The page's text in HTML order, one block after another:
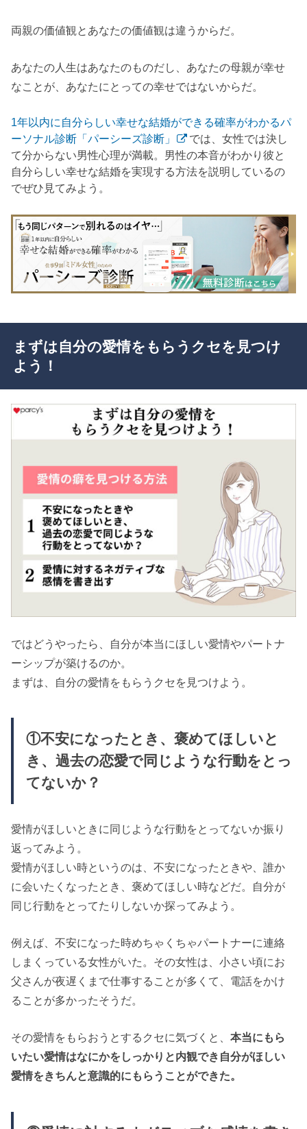
両親の価値観とあなたの価値観は違うからだ。
あなたの人生はあなたのものだし、あなたの母親が幸せ
なことが、あなたにとっての幸せではないからだ。
1年以内に自分らしい幸せな結婚ができる確率がわかるパ
ーソナル診断「パーシーズ診断」
では、女性では決し
て分からない男性心理が満載。男性の本音がわかり彼と
自分らしい幸せな結婚を実現する方法を説明しているの
でぜひ見てみよう。
まずは自分の愛情をもらうクセを見つけ
よう！
ではどうやったら、自分が本当にほしい愛情やパートナ
ーシップが築けるのか。
まずは、自分の愛情をもらうクセを見つけよう。
①不安になったとき、褒めてほしいと
き、過去の恋愛で同じような行動をとっ
てないか？
愛情がほしいときに同じような行動をとってないか振り
返ってみよう。
愛情がほしい時というのは、不安になったときや、誰か
に会いたくなったとき、褒めてほしい時などだ。自分が
同じ行動をとってたりしないか探ってみよう。
例えば、不安になった時めちゃくちゃパートナーに連絡
しまくっている女性がいた。その女性は、小さい頃にお
父さんが夜遅くまで仕事することが多くて、電話をかけ
ることが多かったそうだ。
その愛情をもらおうとするクセに気づくと、本当にもら
いたい愛情はなにかをしっかりと内観でき自分がほしい
愛情をきちんと意識的にもらうことができた。